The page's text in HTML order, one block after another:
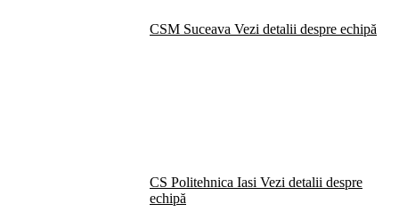
CSM Suceava Vezi detalii despre echipă
CS Politehnica Iasi Vezi detalii despre
echipă